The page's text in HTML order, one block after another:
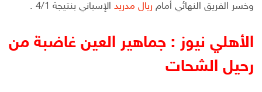
وخسر الفريق النهائي أمام ريال مدريد الإسباني بنتيجة 4/1 .
الأهلي نيوز : جماهير العين غاضبة من
رحيل الشحات